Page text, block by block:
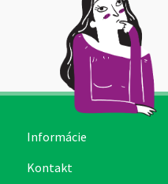
Informácie
Kontakt